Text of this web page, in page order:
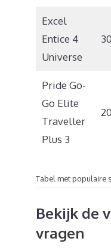
Excel
Entice 4
Universe
Pride Go-
Go Elite
Traveller
Plus 3
Tabel met populaire
Bekijk de
vragen